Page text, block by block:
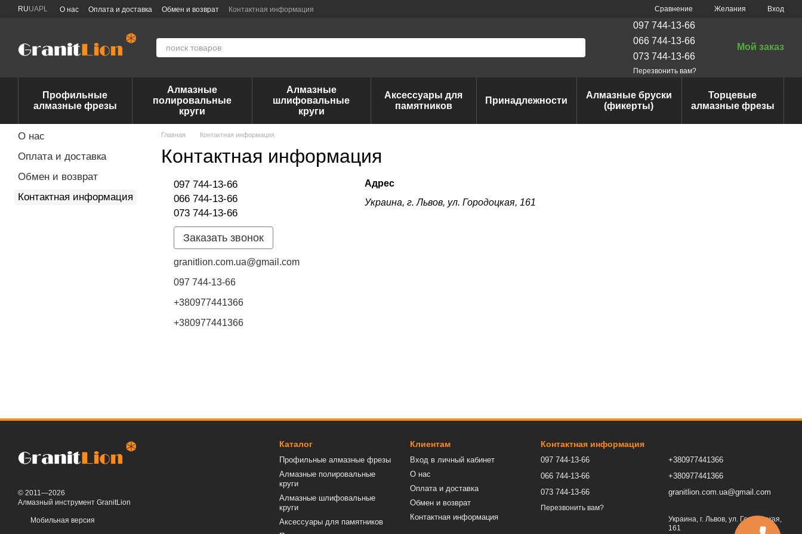
Перейти к основному контенту
RUUAPL О нас Оплата и доставка Обмен и возврат Контактная информация Сравнение Желания Вход
097 744-13-66
066 744-13-66
073 744-13-66
Перезвонить вам?
Мой заказ
Профильные
алмазные фрезы
Алмазные
полировальные
круги
Алмазные
шлифовальные
круги
Аксессуары для
памятников
Принадлежности
Алмазные бруски
(фикерты)
Торцевые
алмазные фрезы
Главная Контактная информация
Контактная информация
097 744-13-66
066 744-13-66
073 744-13-66
Заказать звонок
granitlion.com.ua@gmail.com
097 744-13-66
+380977441366
+380977441366
Адрес
Украина, г. Львов, ул. Городоцкая, 161
О нас
Оплата и доставка
Обмен и возврат
Контактная информация
© 2011—2026
Алмазный инструмент GranitLion
Мобильная версия
Каталог
Профильные алмазные фрезы
Алмазные полировальные
круги
Алмазные шлифовальные
круги
Аксессуары для памятников
Клиентам
Вход в личный кабинет
О нас
Оплата и доставка
Обмен и возврат
Контактная информация
Контактная информация
097 744-13-66
066 744-13-66
073 744-13-66
Перезвонить вам?
+380977441366
+380977441366
granitlion.com.ua@gmail.com
Украина, г. Львов, ул. Городоцкая,
161